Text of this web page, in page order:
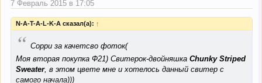
7 Февраль 2015 в 17:05
N-A-T-A-L-K-A сказал(а): ↑
“ Сорри за качетсво фоток(
Моя вторая покупка Ф21) Свитерок-двойняшка Chunky Striped
Sweater, в этом цвете мне и хотелось данный свитер с
самого начала)))